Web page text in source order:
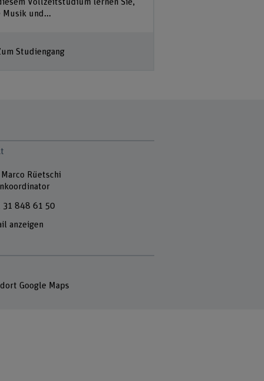
Vollzeitstudium lernen Sie,
Musik und...
Studiengang
Marco Rüetschi
31 848 61 50
anzeigen
Google Maps